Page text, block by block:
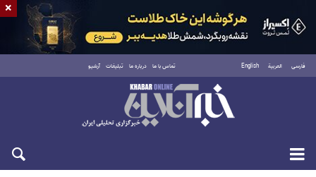
فارسی العربية English تماس با ما درباره ما تبلیغات آرشیو
شنبه ۱۷ مرداد ۱۴۰۵
×